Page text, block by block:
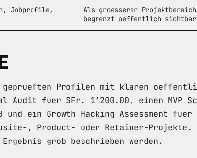
Jobprofile,
Als groesserer
begrenzt oeffentlich sichtbar
Profilen mit klaren
Audit fuer SFr. 1’200.00, einen MVP
und ein Growth Hacking Assessment
, Product- oder Retainer-
grob beschrieben werden.